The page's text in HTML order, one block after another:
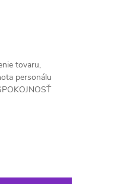
tovaru,
personálu